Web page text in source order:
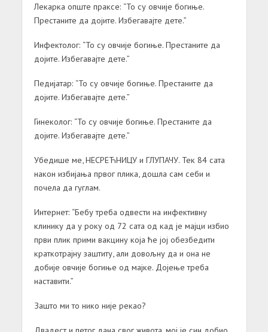
Лекарка опште праксе: “То су овчије богиње.
Престаните да дојите. Избегавајте дете.”
Инфектолог: “То су овчије богиње. Престаните да
дојите. Избегавајте дете.”
Педијатар: “То су овчије богиње. Престаните да
дојите. Избегавајте дете.”
Гинеколог: “То су овчије богиње. Престаните да
дојите. Избегавајте дете.”
Убедише ме, НЕСРЕЋНИЦУ и ГЛУПАЧУ. Тек 84 сата
након избијања првог плика, дошла сам себи и
почела да гуглам.
Интернет: “Бебу треба одвести на инфективну
клинику да у року од 72 сата од кад је мајци избио
први плик прими вакцину која ће јој обезбедити
краткотрајну заштиту, али довољну да и она не
добије овчије богиње од мајке. Дојење треба
наставити.”
Зашто ми то нико није рекао?
Двадест и петог дана свог живота, мој је син добио